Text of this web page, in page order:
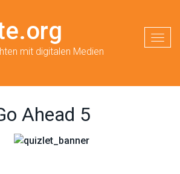
mit digitalen Medien
Ahead 5